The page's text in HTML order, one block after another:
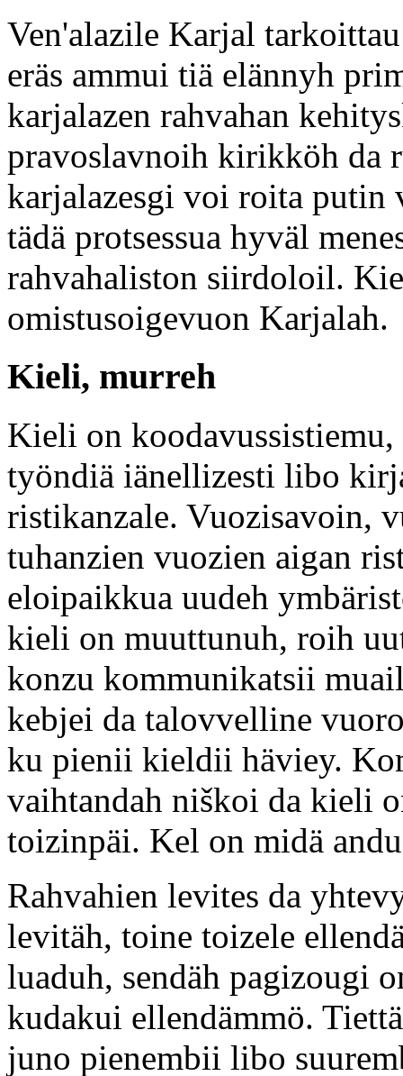
Ven'alazile Karjal
eräs ammui tiä elännyh
karjalazen rahvahan
pravoslavnoih kirikköh da
karjalazesgi voi roita putin
tädä protsessua hyväl
rahvahaliston siirdoloil.
omistusoigevuon Karjalah.
Kieli, murreh
Kieli on
työndiä iänellizesti libo
ristikanzale. Vuozisavoin,
tuhanzien vuozien aigan
eloipaikkua uudeh
kieli on muuttunuh, roih
konzu kommunikatsii
kebjei da talovvelline
ku pienii kieldii häviey.
vaihtandah niškoi da kieli
toizinpäi. Kel on midä
Rahvahien levites da
levitäh, toine toizele
luaduh, sendäh pagizougi
kudakui ellendämmö.
juno pienembii libo